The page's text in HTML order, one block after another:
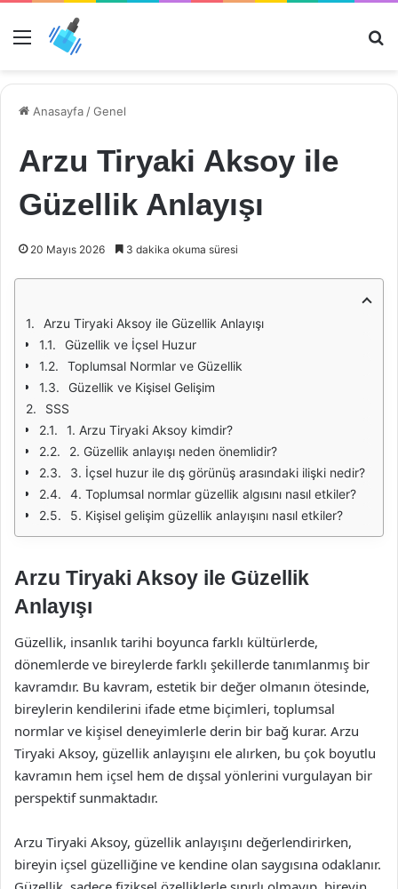
Menü
Anasayfa /Genel
Arzu Tiryaki Aksoy ile
Güzellik Anlayışı
20 Mayıs 2026 3 dakika okuma süresi
Arzu Tiryaki Aksoy ile Güzellik Anlayışı
Güzellik ve İçsel Huzur
Toplumsal Normlar ve Güzellik
Güzellik ve Kişisel Gelişim
SSS
1. Arzu Tiryaki Aksoy kimdir?
2. Güzellik anlayışı neden önemlidir?
3. İçsel huzur ile dış görünüş arasındaki ilişki nedir?
4. Toplumsal normlar güzellik algısını nasıl etkiler?
5. Kişisel gelişim güzellik anlayışını nasıl etkiler?
Arzu Tiryaki Aksoy ile Güzellik
Anlayışı
Güzellik, insanlık tarihi boyunca farklı kültürlerde,
dönemlerde ve bireylerde farklı şekillerde tanımlanmış bir
kavramdır. Bu kavram, estetik bir değer olmanın ötesinde,
bireylerin kendilerini ifade etme biçimleri, toplumsal
normlar ve kişisel deneyimlerle derin bir bağ kurar. Arzu
Tiryaki Aksoy, güzellik anlayışını ele alırken, bu çok boyutlu
kavramın hem içsel hem de dışsal yönlerini vurgulayan bir
perspektif sunmaktadır.
Arzu Tiryaki Aksoy, güzellik anlayışını değerlendirirken,
bireyin içsel güzelliğine ve kendine olan saygısına odaklanır.